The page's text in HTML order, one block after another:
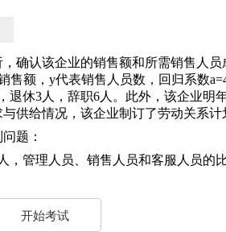
确认该企业的销售额和所需销售人
售额，y代表销售人员数，回归系数
退休3人，辞职6人。此外，该企业明
供给情况，该企业制订了劳动关系计
题：
，管理人员、销售人员和客服人员的
开始考试